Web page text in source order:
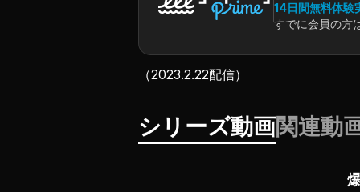
14日間無料体験
すでに会員の方
（2023.2.22配信）
シリーズ動画関連動